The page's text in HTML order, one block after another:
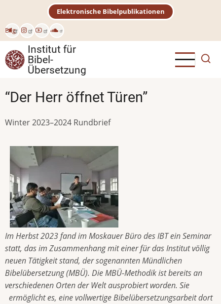
Inhalt
Eng
Elektronische Bibelpublikationen
Institut für
Bibel-
Übersetzung
“Der Herr öffnet Türen”
Winter 2023–2024 Rundbrief
Im Herbst 2023 fand im Moskauer Büro des IBT ein Seminar
statt, das im Zusammenhang mit einer für das Institut völlig
neuen Tätigkeit stand, der sogenannten Mündlichen
Bibelübersetzung (MBÜ). Die MBÜ-Methodik ist bereits an
verschiedenen Orten der Welt ausprobiert worden. Sie
ermöglicht es, eine vollwertige Bibelübersetzungsarbeit dort